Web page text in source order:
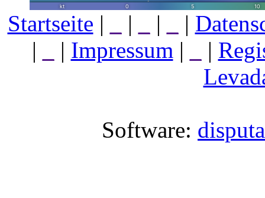
Startseite | | | |
|
| Impressum | |
Software: